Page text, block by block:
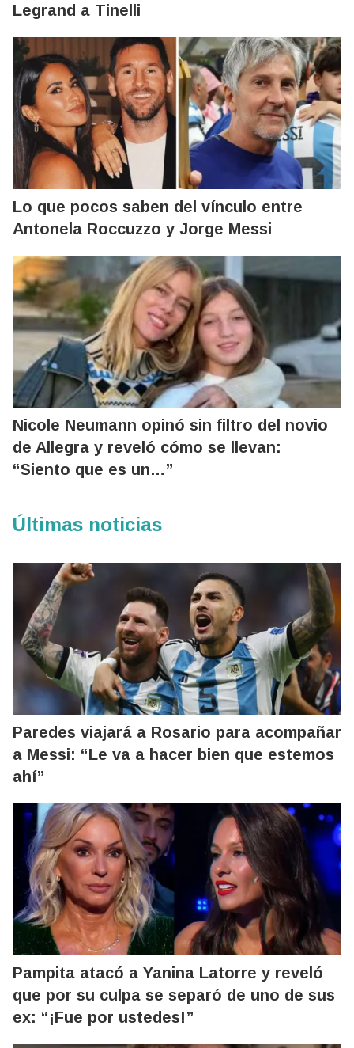
Legrand a Tinelli
Lo que pocos saben del vínculo entre
Antonela Roccuzzo y Jorge Messi
Nicole Neumann opinó sin filtro del novio
de Allegra y reveló cómo se llevan:
“Siento que es un…”
Últimas noticias
Paredes viajará a Rosario para acompañar
a Messi: “Le va a hacer bien que estemos
ahí”
Pampita atacó a Yanina Latorre y reveló
que por su culpa se separó de uno de sus
ex: “¡Fue por ustedes!”